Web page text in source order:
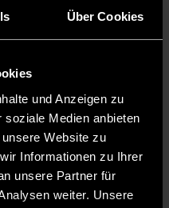
Über Cookies
und Anzeigen zu
soziale Medien anbieten
Website zu
Informationen zu Ihrer
unsere Partner für
weiter. Unsere
Dark Mode
Rückkehr zum
aktuell in erster Linie von der